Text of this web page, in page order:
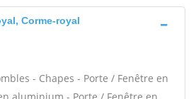
Corme-royal
- Chapes - Porte / Fenêtre en